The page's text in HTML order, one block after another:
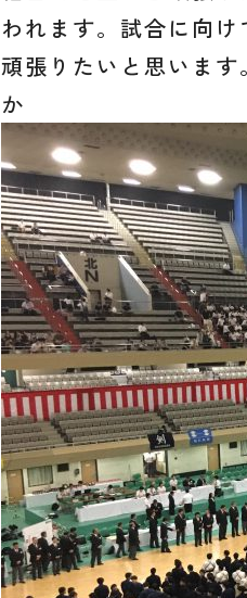
われます。試合に向
頑張りたいと思います。
か